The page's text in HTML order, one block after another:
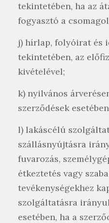
tekintetében, ha az
fogyasztó a
j) hírlap, folyóirat és
tekintetében, az
kivételével;
k) nyilvános
szerződések
l) lakáscélú
szállásnyújtásra
fuvarozás,
étkeztetés vagy
tevékenységekhez
szolgáltatásra
esetében, ha a